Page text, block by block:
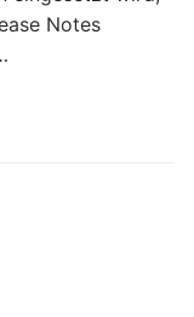
Notes